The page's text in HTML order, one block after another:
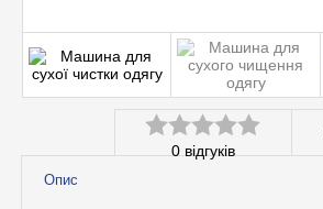
Оцінено
0 відгуків
Опис